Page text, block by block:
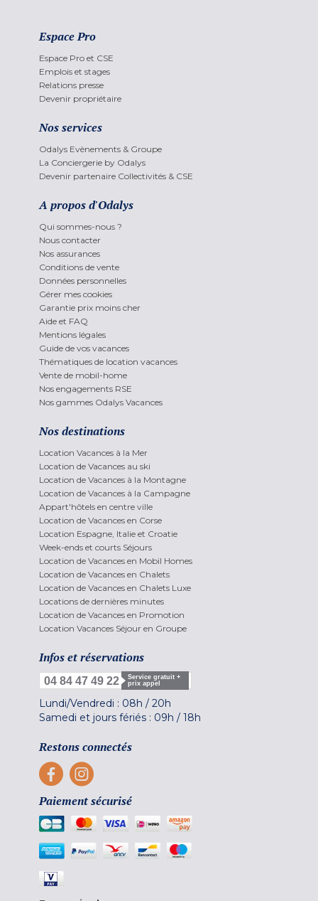
Espace Pro
Espace Pro et CSE
Emplois et stages
Relations presse
Devenir propriétaire
Nos services
Odalys Evènements & Groupe
La Conciergerie by Odalys
Devenir partenaire Collectivités & CSE
A propos d'Odalys
Qui sommes-nous ?
Nous contacter
Nos assurances
Conditions de vente
Données personnelles
Gérer mes cookies
Garantie prix moins cher
Aide et FAQ
Mentions légales
Guide de vos vacances
Thématiques de location vacances
Vente de mobil-home
Nos engagements RSE
Nos gammes Odalys Vacances
Nos destinations
Location Vacances à la Mer
Location de Vacances au ski
Location de Vacances à la Montagne
Location de Vacances à la Campagne
Appart'hôtels en centre ville
Location de Vacances en Corse
Location Espagne, Italie et Croatie
Week-ends et courts Séjours
Location de Vacances en Mobil Homes
Location de Vacances en Chalets
Location de Vacances en Chalets Luxe
Locations de dernières minutes
Location de Vacances en Promotion
Location Vacances Séjour en Groupe
Infos et réservations
04 84 47 49 22
Service gratuit +
prix appel
Lundi/Vendredi : 08h / 20h
Samedi et jours fériés : 09h / 18h
Restons connectés
Paiement sécurisé